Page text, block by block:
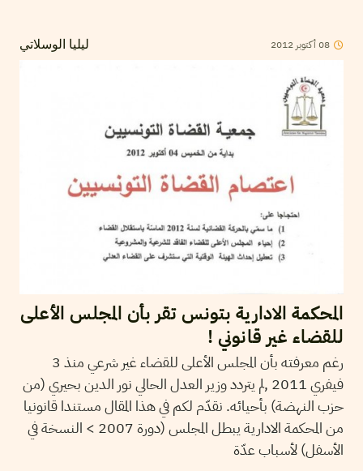
ليليا الوسلاتي 08أكتوبر 2012
المحكمة الادارية بتونس تقر بأن المجلس الأعلى
للقضاء غير قانوني !
رغم معرفته بأن المجلس الأعلى للقضاء غير شرعي منذ 3
فيفري 2011 ,لم يتردد وزير العدل الحالي نور الدين بحيري (من
حزب النهضة) بأحيائه. نقدّم لكم في هذا المقال مستندا قانونيا
من المحكمة الادارية يبطل المجلس (دورة 2007 > النسخة في
الأسفل) لأسباب عدّة